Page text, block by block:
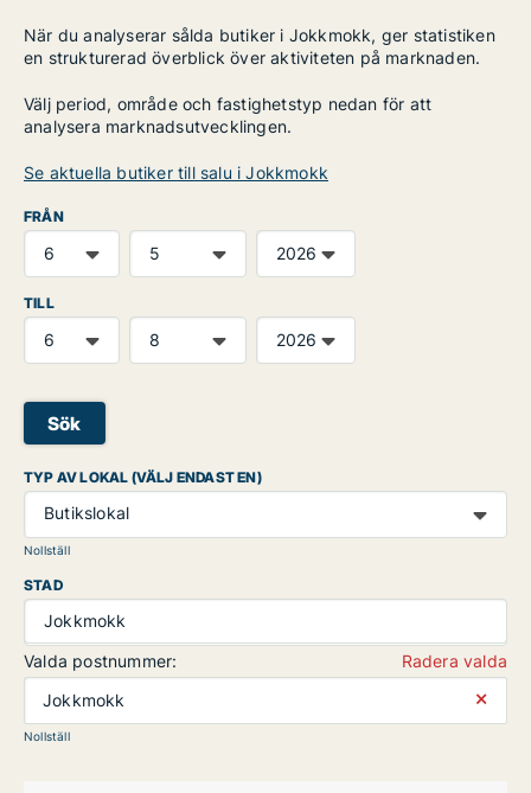
När du analyserar sålda butiker i Jokkmokk, ger statistiken
en strukturerad överblick över aktiviteten på marknaden.
Välj period, område och fastighetstyp nedan för att
analysera marknadsutvecklingen.
Se aktuella butiker till salu i Jokkmokk
FRÅN
TILL
Sök
TYP AV LOKAL (VÄLJ ENDAST EN)
Butikslokal
Nollställ
STAD
Jokkmokk
Valda postnummer:
Radera valda
Jokkmokk
⨯
Nollställ